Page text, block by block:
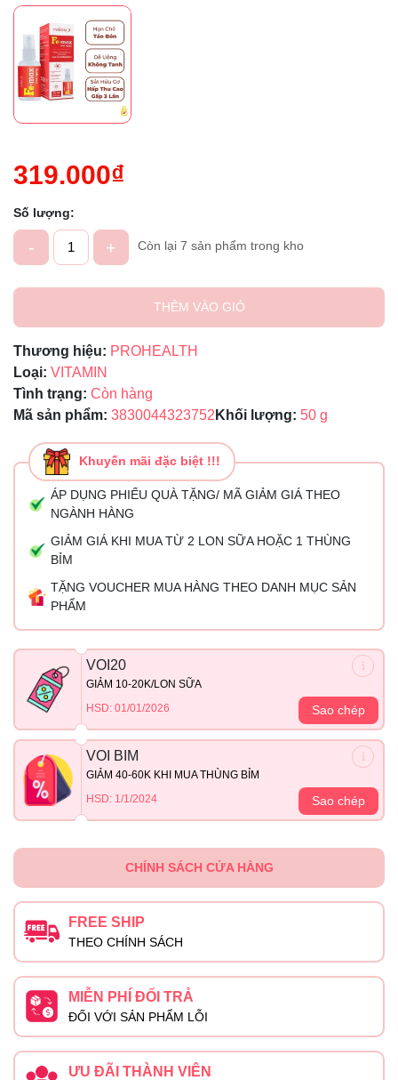
319.000₫
Số lượng:
- + Còn lại 7 sản phẩm trong kho
THÊM VÀO GIỎ
Thương hiệu: PROHEALTH
Loại: VITAMIN
Tình trạng: Còn hàng
Mã sản phẩm: 3830044323752 Khối lượng: 50 g
Khuyến mãi đặc biệt !!!
ÁP DỤNG PHIẾU QUÀ TẶNG/ MÃ GIẢM GIÁ THEO
NGÀNH HÀNG
GIẢM GIÁ KHI MUA TỪ 2 LON SỮA HOẶC 1 THÙNG
BỈM
TẶNG VOUCHER MUA HÀNG THEO DANH MỤC SẢN
PHẨM
VOI20
GIẢM 10-20K/LON SỮA
HSD: 01/01/2026
Sao chép
VOI BIM
GIẢM 40-60K KHI MUA THÙNG BỈM
HSD: 1/1/2024
Sao chép
CHÍNH SÁCH CỬA HÀNG
FREE SHIP
THEO CHÍNH SÁCH
MIỄN PHÍ ĐỔI TRẢ
ĐỐI VỚI SẢN PHẨM LỖI
ƯU ĐÃI THÀNH VIÊN